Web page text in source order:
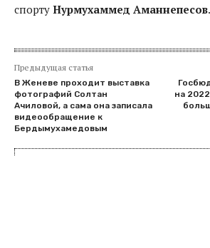
спорту Нурмухаммед Аманнепесов.
Предыдущая статья
В Женеве проходит выставка
фотографий Солтан
Ачиловой, а сама она записала
видеообращение к
Бердымухамедовым
на